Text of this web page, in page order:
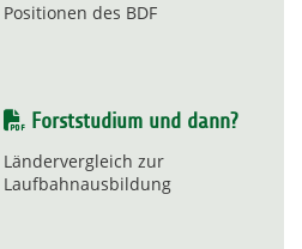
Positionen des BDF
Forststudium und dann?
Ländervergleich zur
Laufbahnausbildung